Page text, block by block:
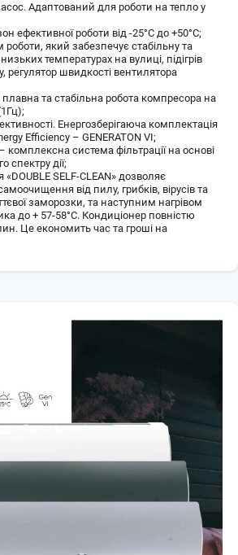
Адаптований для роботи на тепло у
ефективної роботи від -25°С до +50°С;
який забезпечує стабільну та
температурах на вулиці, підігрів
регулятор швидкості вентилятора
плавна та стабільна робота компресора на
Енергозберігаюча комплектація
Efficiency – GENERATON VI;
комплексна система фільтрації на основі
спектру дії;
«DOUBLE SELF-CLEAN» дозволяє
від пилу, грибків, вірусів та
заморозки, та наступним нагрівом
до + 57-58°C. Кондиціонер повністю
Це економить час та гроші на
приміщення та споживає мінімум